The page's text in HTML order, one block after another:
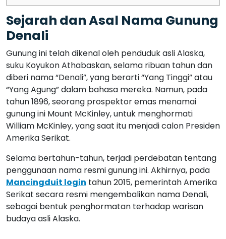
Sejarah dan Asal Nama Gunung
Denali
Gunung ini telah dikenal oleh penduduk asli Alaska,
suku Koyukon Athabaskan, selama ribuan tahun dan
diberi nama “Denali”, yang berarti “Yang Tinggi” atau
“Yang Agung” dalam bahasa mereka. Namun, pada
tahun 1896, seorang prospektor emas menamai
gunung ini Mount McKinley, untuk menghormati
William McKinley, yang saat itu menjadi calon Presiden
Amerika Serikat.
Selama bertahun-tahun, terjadi perdebatan tentang
penggunaan nama resmi gunung ini. Akhirnya, pada
Mancingduit login tahun 2015, pemerintah Amerika
Serikat secara resmi mengembalikan nama Denali,
sebagai bentuk penghormatan terhadap warisan
budaya asli Alaska.